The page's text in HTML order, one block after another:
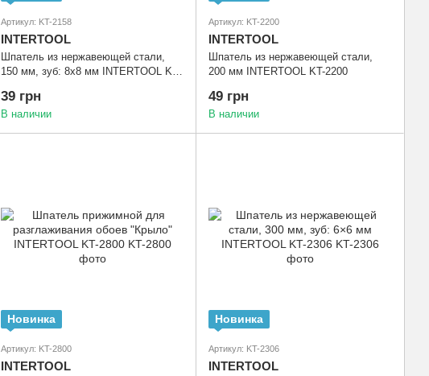
Артикул: KT-2158
INTERTOOL
Шпатель из нержавеющей стали,
150 мм, зуб: 8х8 мм INTERTOOL KT-
39 грн
В наличии
Артикул: KT-2200
INTERTOOL
Шпатель из нержавеющей стали,
200 мм INTERTOOL KT-2200
49 грн
В наличии
Новинка
Артикул: KT-2800
INTERTOOL
Новинка
Артикул: KT-2306
INTERTOOL